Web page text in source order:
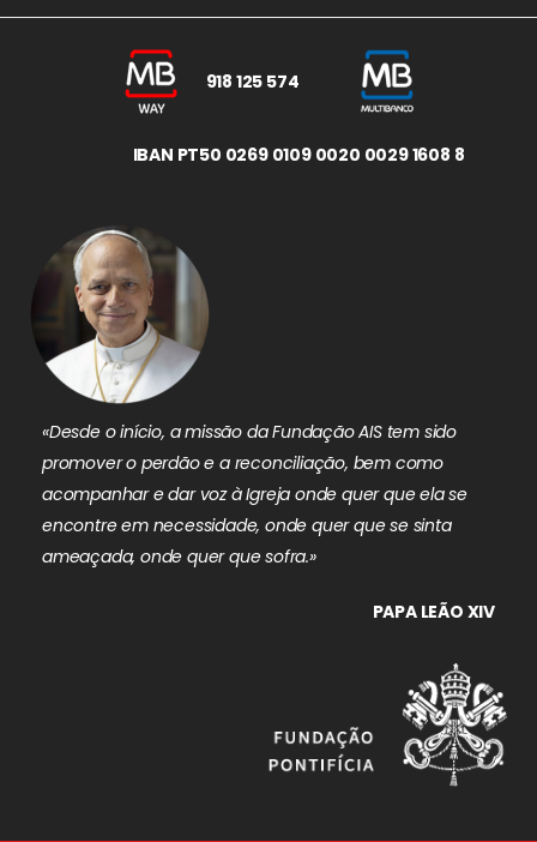
918 125 574
IBAN PT50 0269 0109 0020 0029 1608 8
«Desde o início, a missão da Fundação AIS tem sido
promover o perdão e a reconciliação, bem como
acompanhar e dar voz à Igreja onde quer que ela se
encontre em necessidade, onde quer que se sinta
ameaçada, onde quer que sofra.»
PAPA LEÃO XIV